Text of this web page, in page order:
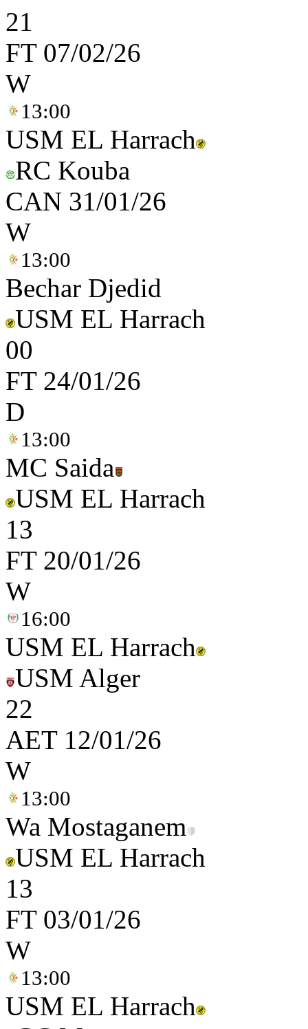
21
FT 07/02/26
W
13:00
USM EL Harrach
RC Kouba
CAN 31/01/26
W
13:00
Bechar Djedid
USM EL Harrach
00
FT 24/01/26
D
13:00
MC Saida
USM EL Harrach
13
FT 20/01/26
W
16:00
USM EL Harrach
USM Alger
22
AET 12/01/26
W
13:00
Wa Mostaganem
USM EL Harrach
13
FT 03/01/26
W
13:00
USM EL Harrach